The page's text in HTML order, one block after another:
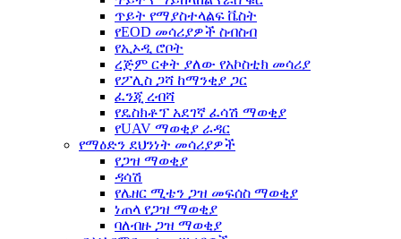
ጥይት የማያስተላልፍ ቬስት
የEOD መሳሪያዎች ስብስብ
የኢኦዲ ሮቦት
ረጅም ርቀት ያለው የአኮስቲክ መሳሪያ
የፖሊስ ጋሻ ከማንቂያ ጋር
ፈንጂ ረብሻ
የዴስክቶፕ አደገኛ ፈሳሽ ማወቂያ
የUAV ማወቂያ ራዳር
የማዕድን ደህንነት መሳሪያዎች
የጋዝ ማወቂያ
ዳሳሽ
የሌዘር ሚቴን ጋዝ መፍሰስ ማወቂያ
ነጠላ የጋዝ ማወቂያ
ባለብዙ ጋዝ ማወቂያ